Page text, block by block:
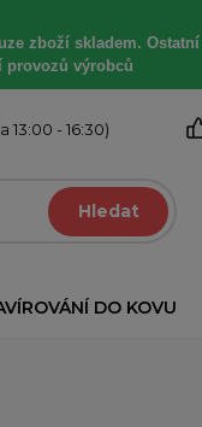
zboží skladem. Ostatní
provozů výrobců
13:00 - 16:30)
Hledat
DO KOVU